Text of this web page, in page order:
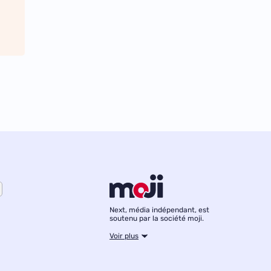
Next, média indépendant, est
soutenu par la société moji.
Voir plus